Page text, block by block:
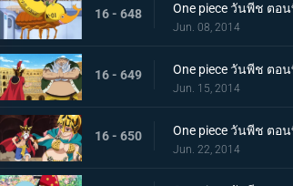
16 - 648 One piece วันพีช ต
Jun. 08, 2014
16 - 649 One piece วันพีช ตอ
Jun. 15, 2014
16 - 650 One piece วันพีช ตอ
Jun. 22, 2014